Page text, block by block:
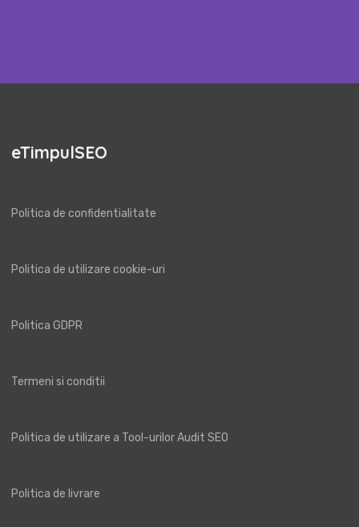
eTimpulSEO
Politica de confidentialitate
Politica de utilizare cookie-uri
Politica GDPR
Termeni si conditii
Politica de utilizare a Tool-urilor Audit SEO
Politica de livrare